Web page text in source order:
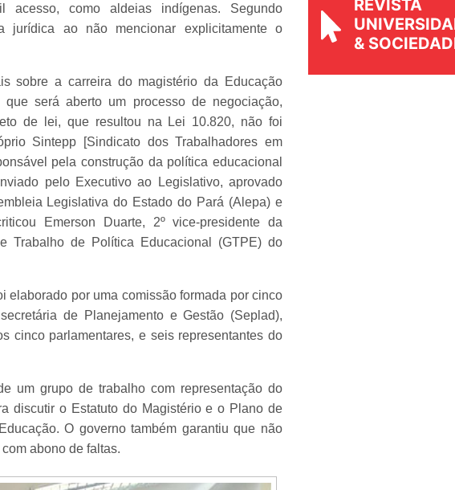
como aldeias indígenas. Segundo
jurídica ao não mencionar explicitamente o
sobre a carreira do magistério da Educação
será aberto um processo de negociação,
de lei, que resultou na Lei 10.820, não foi
Sintepp [Sindicato dos Trabalhadores em
pela construção da política educacional
pelo Executivo ao Legislativo, aprovado
Legislativa do Estado do Pará (Alepa) e
Emerson Duarte, 2º vice-presidente da
Trabalho de Política Educacional (GTPE) do
elaborado por uma comissão formada por cinco
de Planejamento e Gestão (Seplad),
cinco parlamentares, e seis representantes do
um grupo de trabalho com representação do
discutir o Estatuto do Magistério e o Plano de
O governo também garantiu que não
abono de faltas.
REVISTA